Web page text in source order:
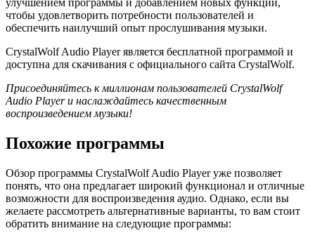
улучшением программы и добавлением новых функций,
чтобы удовлетворить потребности пользователей и
обеспечить наилучший опыт прослушивания музыки.
CrystalWolf Audio Player является бесплатной программой и
доступна для скачивания с официального сайта CrystalWolf.
Присоединяйтесь к миллионам пользователей CrystalWolf
Audio Player и наслаждайтесь качественным
воспроизведением музыки!
Похожие программы
Обзор программы CrystalWolf Audio Player уже позволяет
понять, что она предлагает широкий функционал и отличные
возможности для воспроизведения аудио. Однако, если вы
желаете рассмотреть альтернативные варианты, то вам стоит
обратить внимание на следующие программы: